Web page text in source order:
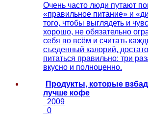
Очень часто люди путают
«правильное питание» и
того, чтобы выглядеть и
хорошо, не обязательно
себя во всём и считать
съеденный калорий,
питаться правильно: три
вкусно и полноценно.
Продукты, которые
лучше кофе
2009
0